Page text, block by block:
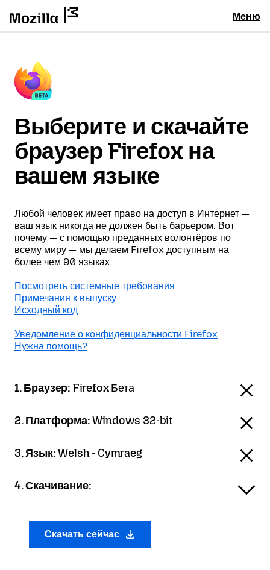
Меню
Выберите и скачайте
браузер Firefox на
вашем языке
Любой человек имеет право на доступ в Интернет —
ваш язык никогда не должен быть барьером. Вот
почему — с помощью преданных волонтёров по
всему миру — мы делаем Firefox доступным на
более чем 90 языках.
Посмотреть системные требования
Примечания к выпуску
Исходный код
Уведомление о конфиденциальности Firefox
Нужна помощь?
1. Браузер: Firefox Бета
2. Платформа:Windows 32-bit
3. Язык:Welsh - Cymraeg
4. Скачивание:
Скачать сейчас